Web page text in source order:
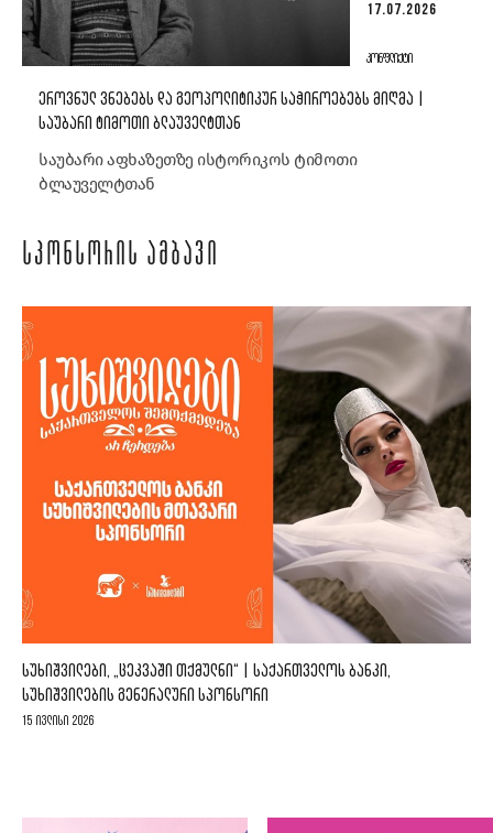
17.07.2026
ᲙᲝᲜᲤᲚᲘᲥᲢᲘ
ᲔᲠᲝᲕᲜᲣᲚ ᲕᲜᲔᲑᲔᲑᲡ ᲓᲐ ᲒᲔᲝᲞᲝᲚᲘᲢᲘᲙᲣᲠ ᲡᲐᲭᲘᲠᲝᲔᲑᲔᲑᲡ ᲛᲘᲦᲛᲐ |
ᲡᲐᲣᲑᲐᲠᲘ ᲢᲘᲛᲝᲗᲘ ᲑᲚᲐᲣᲕᲔᲚᲢᲗᲐᲜ
საუბარი აფხაზეთზე ისტორიკოს ტიმოთი
ბლაუველტთან
ᲡᲞᲝᲜᲡᲝᲠᲘᲡ ᲐᲛᲑᲐᲕᲘ
ᲡᲣᲮᲘᲨᲕᲘᲚᲔᲑᲘ, „ᲪᲔᲙᲕᲐᲨᲘ ᲗᲥᲛᲣᲚᲜᲘ“ | ᲡᲐᲥᲐᲠᲗᲕᲔᲚᲝᲡ ᲑᲐᲜᲙᲘ,
ᲡᲣᲮᲘᲨᲕᲘᲚᲔᲑᲘᲡ ᲒᲔᲜᲔᲠᲐᲚᲣᲠᲘ ᲡᲞᲝᲜᲡᲝᲠᲘ
15 ივლისი 2026